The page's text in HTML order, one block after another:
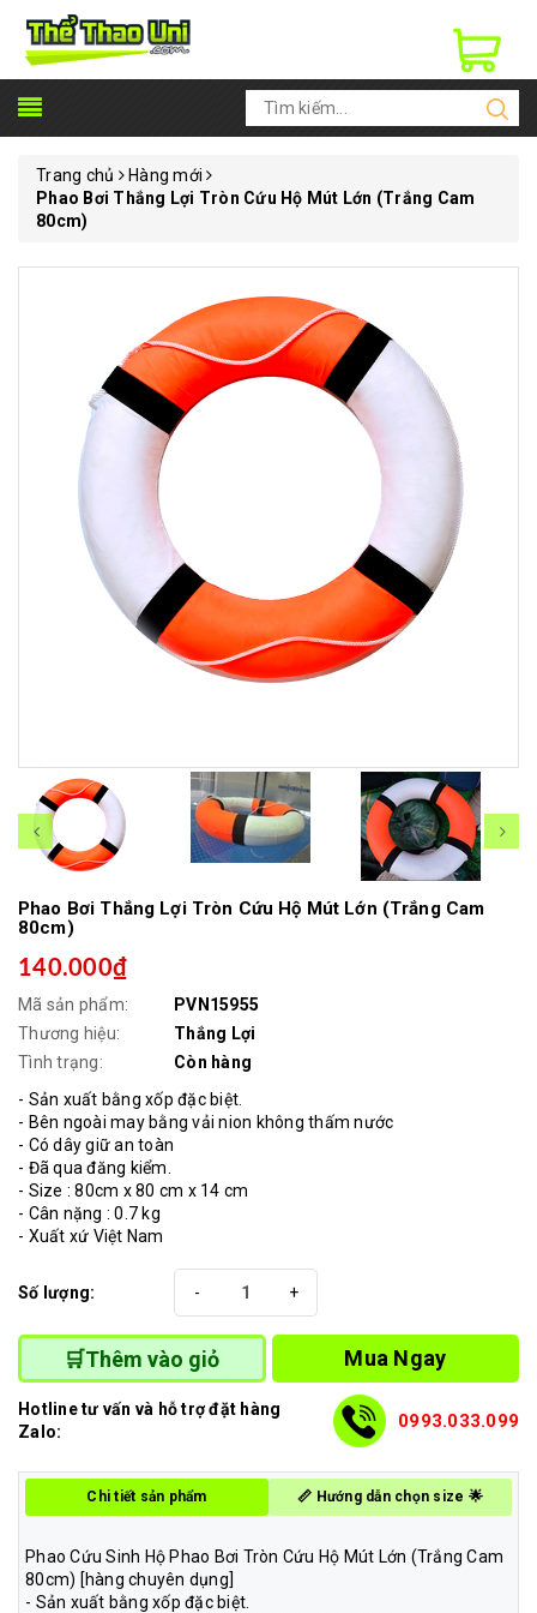
Trang chủ
Hàng mới
Phao Bơi Thắng Lợi Tròn Cứu Hộ Mút Lớn (Trắng Cam
80cm)
Phao Bơi Thắng Lợi Tròn Cứu Hộ Mút Lớn (Trắng Cam
80cm)
140.000₫
Mã sản phẩm:
PVN15955
Thương hiệu:
Thắng Lợi
Tình trạng:
Còn hàng
- Sản xuất bằng xốp đặc biệt.
- Bên ngoài may bằng vải nion không thấm nước
- Có dây giữ an toàn
- Đã qua đăng kiểm.
- Size : 80cm x 80 cm x 14 cm
- Cân nặng : 0.7 kg
- Xuất xứ Việt Nam
Số lượng: +
-
🛒Thêm vào giỏ Mua Ngay
Hotline tư vấn và hỗ trợ đặt hàng
Zalo:
0993.033.099
Chi tiết sản phẩm 📏 Hướng dẫn chọn size 🌟
Phao Cứu Sinh Hộ Phao Bơi Tròn Cứu Hộ Mút Lớn (Trắng Cam
80cm) [hàng chuyên dụng]
- Sản xuất bằng xốp đặc biệt.